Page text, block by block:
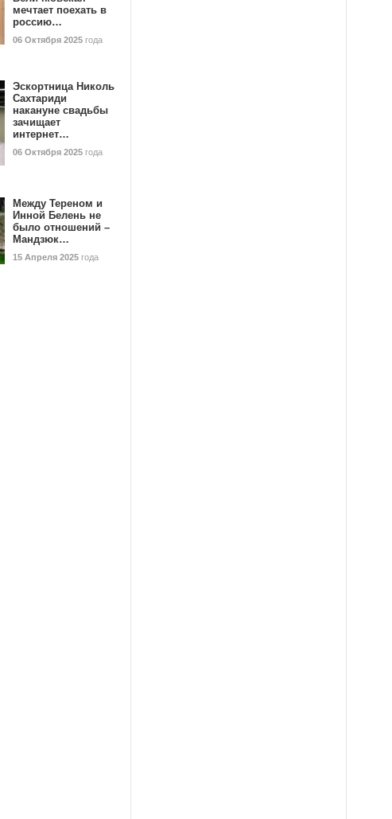
мечтает поехать в
россию…
06 Октября 2025 года
Эскортница Николь
Сахтариди
накануне свадьбы
зачищает
интернет…
06 Октября 2025 года
Между Тереном и
Инной Белень не
было отношений –
Мандзюк…
15 Апреля 2025 года